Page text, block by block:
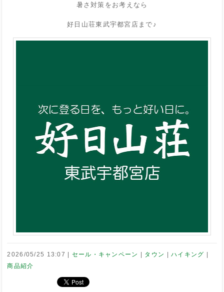
暑さ対策をお考えなら
好日山荘東武宇都宮店まで♪
2026/05/25 13:07 セール・キャンペーン タウン
ハイキング
商品紹介